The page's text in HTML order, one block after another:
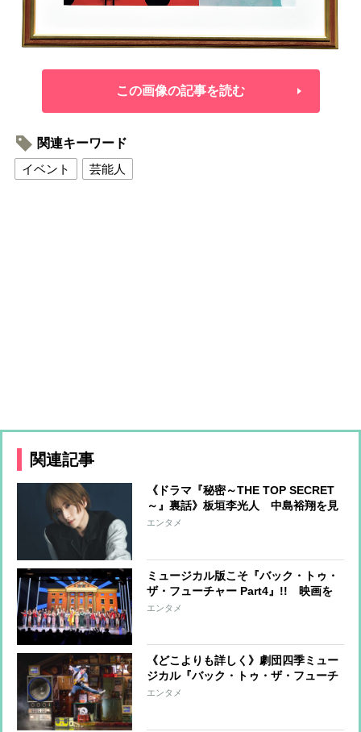
この画像の記事を読む
関連キーワード
イベント
芸能人
関連記事
《ドラマ『秘密～THE TOP SECRET
～』裏話》板垣李光人 中島裕翔を見
ただけで「泣きそうになった…」
エンタメ
ミュージカル版こそ『バック・トゥ・
ザ・フューチャー Part4』!! 映画を
見ていなくても楽しめる完全観劇マニ
エンタメ
《どこよりも詳しく》劇団四季ミュー
ジカル『バック・トゥ・ザ・フューチ
ャー』 知っていると2倍楽しめる細か
エンタメ